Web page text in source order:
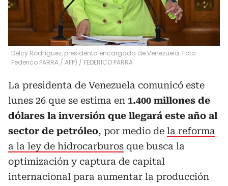
Delcy Rodríguez, presidenta encargada de Venezuela. Foto:
Federico PARRA / AFP) / FEDERICO PARRA
La presidenta de Venezuela comunicó este
lunes 26 que se estima en 1.400 millones de
dólares la inversión que llegará este año al
sector de petróleo, por medio de la reforma
a la ley de hidrocarburos que busca la
optimización y captura de capital
internacional para aumentar la producción